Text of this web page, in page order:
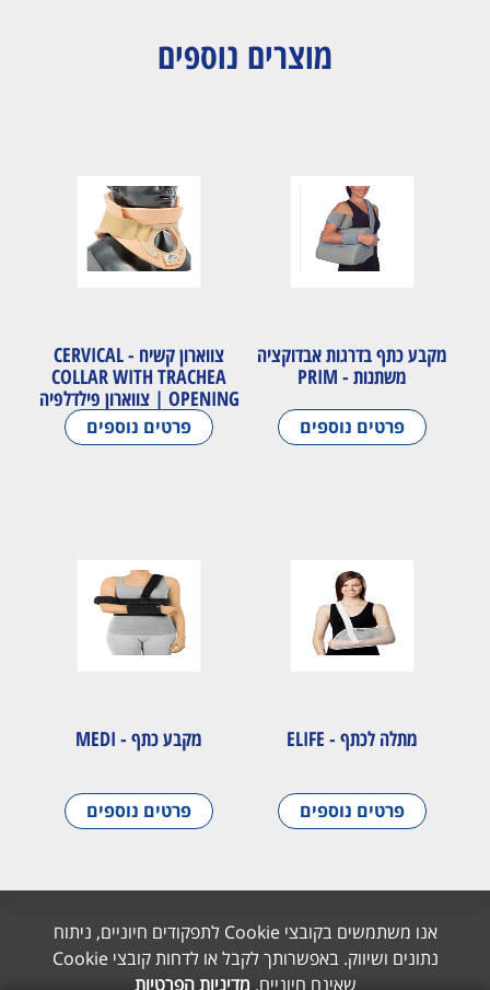
אנו משתמשים בקובצי Cookie לתפקודים חיוניים, ניתוח
נתונים ושיווק. באפשרותך לקבל או לדחות קובצי Cookie
שאינם חיוניים. מדיניות הפרטיות
מוצרים נוספים
מקבע כתף בדרגות אבדוקציה
משתנות - PRIM
פרטים נוספים
צווארון קשיח - CERVICAL
COLLAR WITH TRACHEA
OPENING | צווארון פילדלפיה
פרטים נוספים
מתלה לכתף - ELIFE
פרטים נוספים
מקבע כתף - MEDI
פרטים נוספים